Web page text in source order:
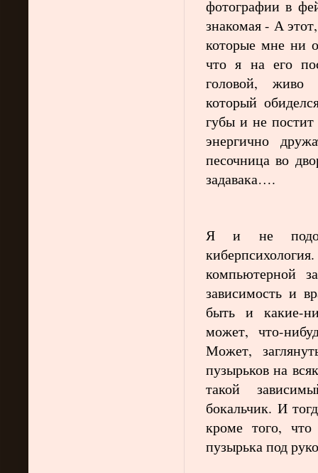
фотографии в
знакомая - А
которые мне ни
что я на его
головой, живо
который
губы и не
энергично
песочница во
задавака….
Я и не
компьютерной
зависимость и
быть и какие-
может, что-
Может,
пузырьков на
такой
бокальчик. И
кроме того,
пузырька под